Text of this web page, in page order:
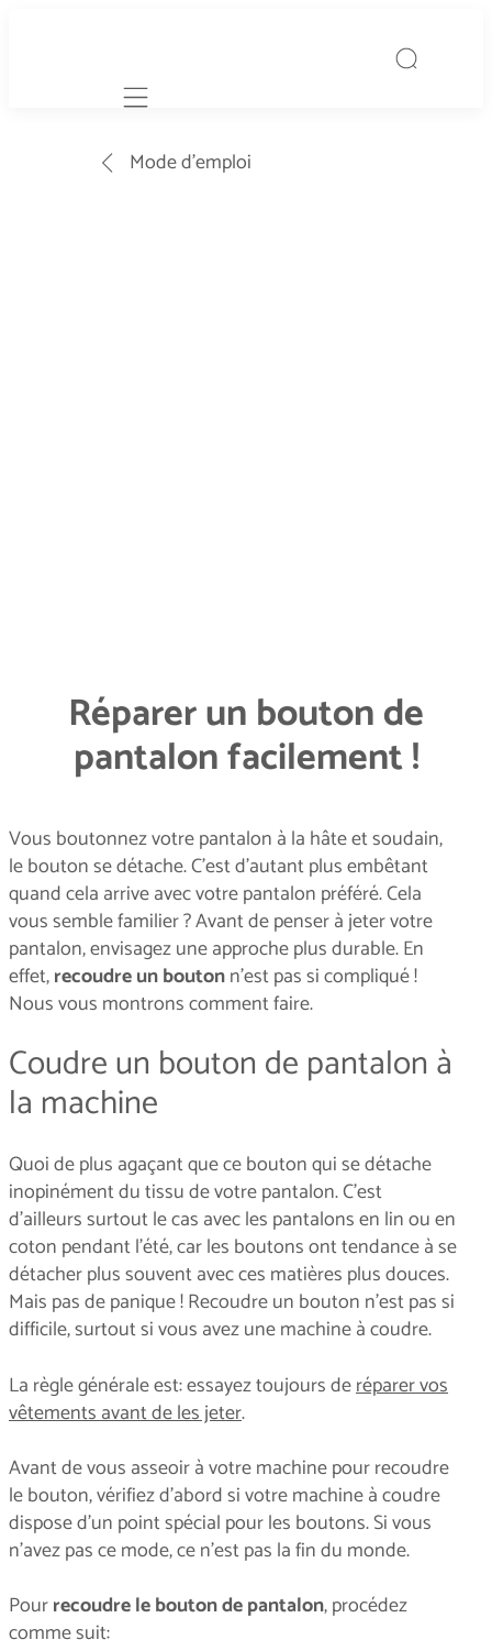
Mobile navigation
Mode d’emploi
Réparer un bouton de
pantalon facilement !
Vous boutonnez votre pantalon à la hâte et soudain,
le bouton se détache. C’est d’autant plus embêtant
quand cela arrive avec votre pantalon préféré. Cela
vous semble familier ? Avant de penser à jeter votre
pantalon, envisagez une approche plus durable. En
effet,recoudre un boutonn’est pas si compliqué !
Nous vous montrons comment faire.
Coudre un bouton de pantalon à
la machine
Quoi de plus agaçant que ce bouton qui se détache
inopinément du tissu de votre pantalon. C’est
d’ailleurs surtout le cas avec les pantalons en lin ou en
coton pendant l’été, car les boutons ont tendance à se
détacher plus souvent avec ces matières plus douces.
Mais pas de panique ! Recoudre un bouton n’est pas si
difficile, surtout si vous avez une machine à coudre.
La règle générale est: essayez toujours deréparer vos
vêtements avant de les jeter.
Avant de vous asseoir à votre machine pour recoudre
le bouton, vérifiez d’abord si votre machine à coudre
dispose d’un point spécial pour les boutons. Si vous
n’avez pas ce mode, ce n’est pas la fin du monde.
Pourrecoudre le bouton de pantalon, procédez
comme suit: